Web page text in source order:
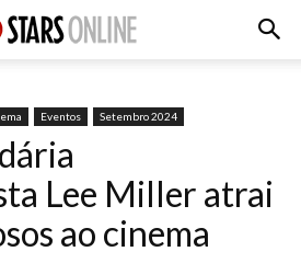
Eventos Setembro 2024
Lee Miller atrai
ao cinema